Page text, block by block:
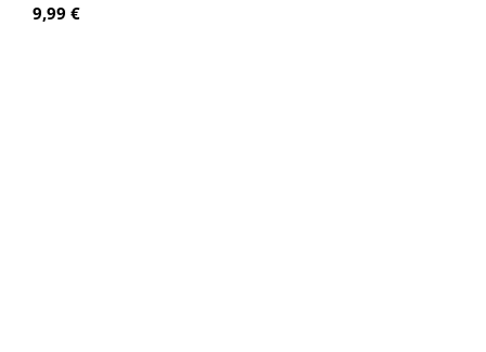
Regulärer Preis:
9,99 €